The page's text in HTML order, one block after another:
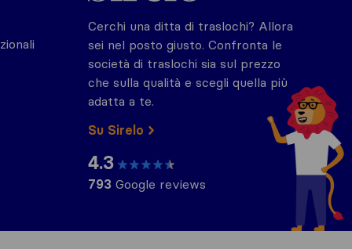
Cerchi una ditta di traslochi? Allora
sei nel posto giusto. Confronta le
società di traslochi sia sul prezzo
che sulla qualità e scegli quella più
adatta a te.
Su Sirelo
4.3
793 Google reviews